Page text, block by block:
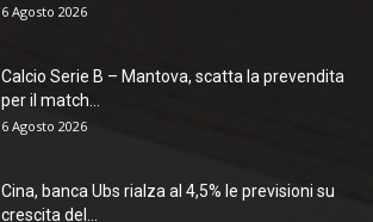
6 Agosto 2026
Calcio Serie B – Mantova, scatta la prevendita
per il match...
6 Agosto 2026
Cina, banca Ubs rialza al 4,5% le previsioni su
crescita del...